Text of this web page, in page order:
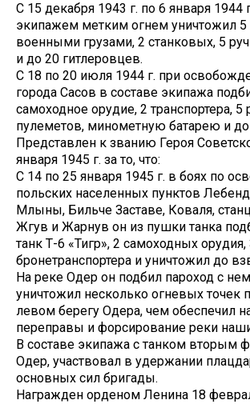
С 15 декабря 1943 г. по 6 января 1944
экипажем метким огнем уничтожил
военными грузами, 2 станковых, 5
и до 20 гитлеровцев.
С 18 по 20 июля 1944 г. при
города Сасов в составе экипажа
самоходное орудие, 2 транспортера, 5
пулеметов, минометную батарею и
Представлен к званию Героя
января 1945 г. за то, что:
С 14 по 25 января 1945 г. в боях по
польских населенных пунктов
Млыны, Бильче Заставе, Коваля,
Жгув и Жарнув он из пушки танка
танк Т-6 «Тигр», 2 самоходных орудия,
бронетранспортера и уничтожил до
На реке Одер он подбил пароход с
уничтожил несколько огневых точек
левом берегу Одера, чем обеспечил
переправы и форсирование реки
В составе экипажа с танком вторым
Одер, участвовал в удержании
основных сил бригады.
Награжден орденом Ленина 18